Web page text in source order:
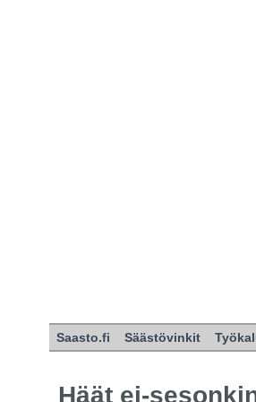
Saasto.fi Säästövinkit
Häät ei-